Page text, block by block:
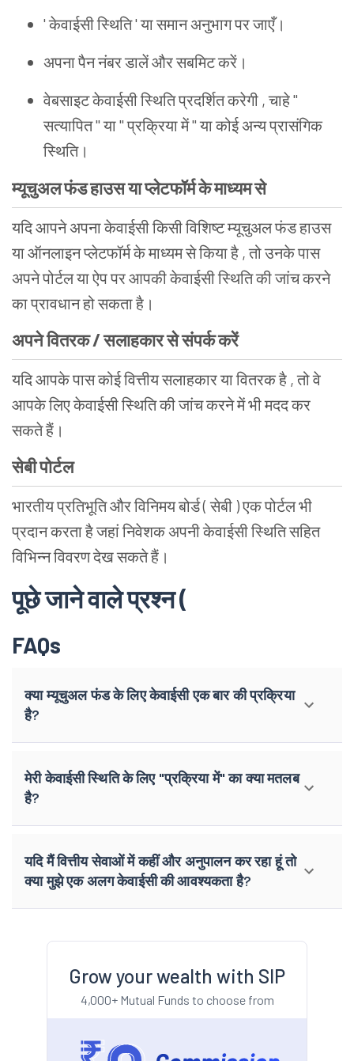
' केवाईसी स्थिति ' या समान अनुभाग पर जाएँ।
अपना पैन नंबर डालें और सबमिट करें।
वेबसाइट केवाईसी स्थिति प्रदर्शित करेगी , चाहे "
सत्यापित " या " प्रक्रिया में " या कोई अन्य प्रासंगिक
स्थिति।
म्यूचुअल फंड हाउस या प्लेटफॉर्म के माध्यम से
यदि आपने अपना केवाईसी किसी विशिष्ट म्यूचुअल फंड हाउस
या ऑनलाइन प्लेटफॉर्म के माध्यम से किया है , तो उनके पास
अपने पोर्टल या ऐप पर आपकी केवाईसी स्थिति की जांच करने
का प्रावधान हो सकता है।
अपने वितरक / सलाहकार से संपर्क करें
यदि आपके पास कोई वित्तीय सलाहकार या वितरक है , तो वे
आपके लिए केवाईसी स्थिति की जांच करने में भी मदद कर
सकते हैं।
सेबी पोर्टल
भारतीय प्रतिभूति और विनिमय बोर्ड ( सेबी ) एक पोर्टल भी
प्रदान करता है जहां निवेशक अपनी केवाईसी स्थिति सहित
विभिन्न विवरण देख सकते हैं।
पूछे जाने वाले प्रश्न (
FAQs
क्या म्यूचुअल फंड के लिए केवाईसी एक बार की प्रक्रिया
है?
मेरी केवाईसी स्थिति के लिए "प्रक्रिया में" का क्या मतलब
है?
यदि मैं वित्तीय सेवाओं में कहीं और अनुपालन कर रहा हूं तो
क्या मुझे एक अलग केवाईसी की आवश्यकता है?
Grow your wealth with SIP
4,000+ Mutual Funds to choose from